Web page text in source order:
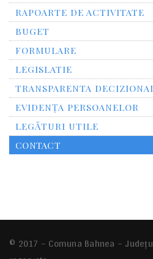
RAPOARTE DE ACTIVITATE
BUGET
FORMULARE
LEGISLATIE
TRANSPARENTA
EVIDENȚA PERSOANELOR
LEGĂTURI UTILE
CONTACT
© 2017 – Comuna Bahnea –